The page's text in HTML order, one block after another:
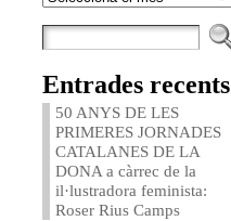
Entrades recents
50 ANYS DE LES
PRIMERES JORNADES
CATALANES DE LA
DONA a càrrec de la
il·lustradora feminista:
Roser Rius Camps